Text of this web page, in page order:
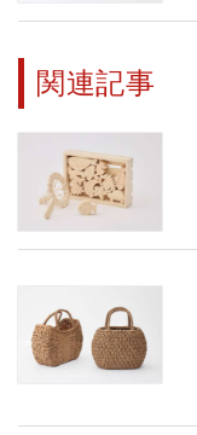
関連記事